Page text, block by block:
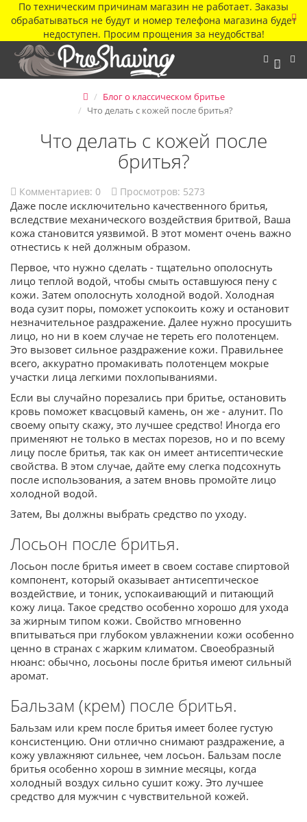
По техническим причинам магазин не работает. Заказы
обрабатываться не будут и номер телефона магазина будет
недоступен. Просим прощения за неудобства!
0
Блог о классическом бритье
Что делать с кожей после бритья?
Что делать с кожей после
бритья?
Комментариев: 0 Просмотров: 5273
Даже после исключительно качественного бритья,
вследствие механического воздействия бритвой, Ваша
кожа становится уязвимой. В этот момент очень важно
отнестись к ней должным образом.
Первое, что нужно сделать - тщательно ополоснуть
лицо теплой водой, чтобы смыть оставшуюся пену с
кожи. Затем ополоснуть холодной водой. Холодная
вода сузит поры, поможет успокоить кожу и остановит
незначительное раздражение. Далее нужно просушить
лицо, но ни в коем случае не тереть его полотенцем.
Это вызовет сильное раздражение кожи. Правильнее
всего, аккуратно промакивать полотенцем мокрые
участки лица легкими похлопываниями.
Если вы случайно порезались при бритье, остановить
кровь поможет квасцовый камень, он же - алунит. По
своему опыту скажу, это лучшее средство! Иногда его
применяют не только в местах порезов, но и по всему
лицу после бритья, так как он имеет антисептические
свойства. В этом случае, дайте ему слегка подсохнуть
после использования, а затем вновь промойте лицо
холодной водой.
Затем, Вы должны выбрать средство по уходу.
Лосьон после бритья.
Лосьон после бритья имеет в своем составе спиртовой
компонент, который оказывает антисептическое
воздействие, и тоник, успокаивающий и питающий
кожу лица. Такое средство особенно хорошо для ухода
за жирным типом кожи. Свойство мгновенно
впитываться при глубоком увлажнении кожи особенно
ценно в странах с жарким климатом. Своеобразный
нюанс: обычно, лосьоны после бритья имеют сильный
аромат.
Бальзам (крем) после бритья.
Бальзам или крем после бритья имеет более густую
консистенцию. Они отлично снимают раздражение, а
кожу увлажняют сильнее, чем лосьон. Бальзам после
бритья особенно хорош в зимние месяцы, когда
холодный воздух сильно сушит кожу. Это лучшее
средство для мужчин с чувствительной кожей.